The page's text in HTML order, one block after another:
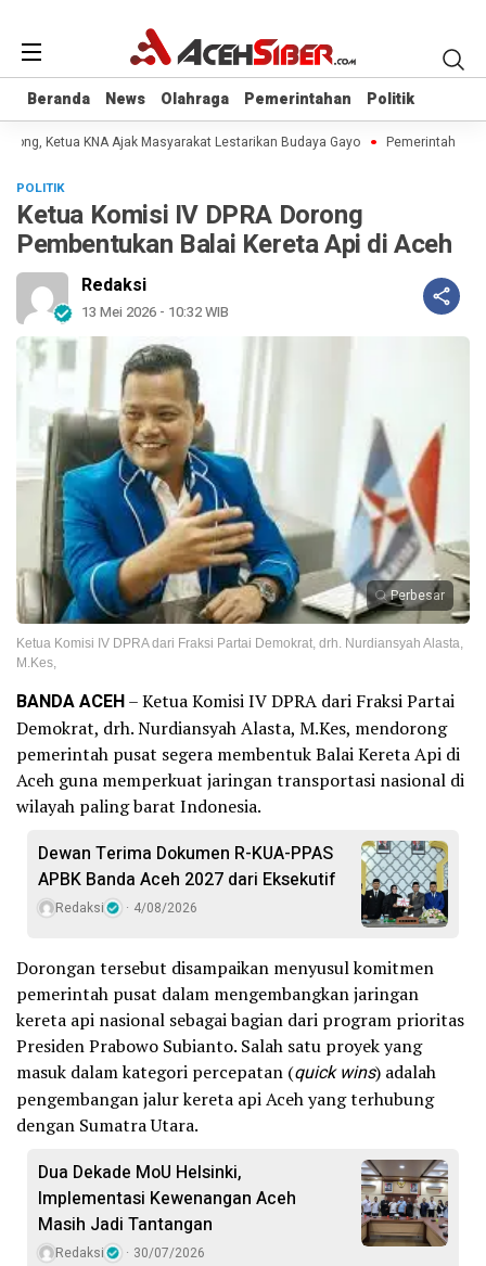
Beranda News Olahraga Pemerintahan Politik
Beranda News Olahraga Pemerintahan Politik
Ketua KNA Ajak Masyarakat Lestarikan Budaya Gayo Pemerintah Aceh
POLITIK
Ketua Komisi IV DPRA Dorong
Pembentukan Balai Kereta Api di Aceh
Redaksi
13 Mei 2026 - 10:32 WIB
Perbesar
Ketua Komisi IV DPRA dari Fraksi Partai Demokrat, drh. Nurdiansyah Alasta,
M.Kes,
BANDA ACEH– Ketua Komisi IV DPRA dari Fraksi Partai
Demokrat, drh. Nurdiansyah Alasta, M.Kes, mendorong
pemerintah pusat segera membentuk Balai Kereta Api di
Aceh guna memperkuat jaringan transportasi nasional di
wilayah paling barat Indonesia.
Dewan Terima Dokumen R-KUA-PPAS
APBK Banda Aceh 2027 dari Eksekutif
Redaksi 4/08/2026
Dorongan tersebut disampaikan menyusul komitmen
pemerintah pusat dalam mengembangkan jaringan
kereta api nasional sebagai bagian dari program prioritas
Presiden Prabowo Subianto. Salah satu proyek yang
masuk dalam kategori percepatan (quick wins) adalah
pengembangan jalur kereta api Aceh yang terhubung
dengan Sumatra Utara.
Dua Dekade MoU Helsinki,
Implementasi Kewenangan Aceh
Masih Jadi Tantangan
Redaksi 30/07/2026